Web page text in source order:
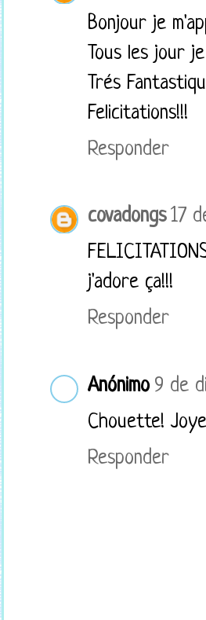
Bonjour je
Tous les jour
Trés
Felicitations!!!
Responder
covadongs 17
j'adore ça!!!
Responder
Anónimo 9 de
Chouette!
Responder